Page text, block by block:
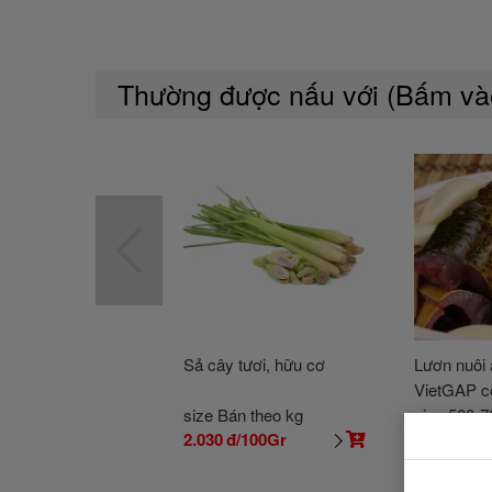
Thường được nấu với (Bấm
Sả cây tươi, hữu cơ
size Bán theo kg
2.030đ/100Gr
Lươn nuôi
VietGAP
bắt
size 500-